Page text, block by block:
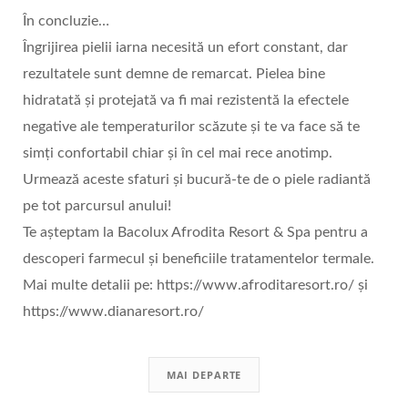
În concluzie…
Îngrijirea pielii iarna necesită un efort constant, dar
rezultatele sunt demne de remarcat. Pielea bine
hidratată și protejată va fi mai rezistentă la efectele
negative ale temperaturilor scăzute și te va face să te
simți confortabil chiar și în cel mai rece anotimp.
Urmează aceste sfaturi și bucură-te de o piele radiantă
pe tot parcursul anului!
Te așteptam la Bacolux Afrodita Resort & Spa pentru a
descoperi farmecul și beneficiile tratamentelor termale.
Mai multe detalii pe: https://www.afroditaresort.ro/ și
https://www.dianaresort.ro/
MAI DEPARTE